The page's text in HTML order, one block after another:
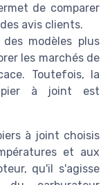
de comparer
avis clients.
modèles plus
les marchés de
Toutefois, la
à joint est
à joint choisis
et aux
qu'il s'agisse